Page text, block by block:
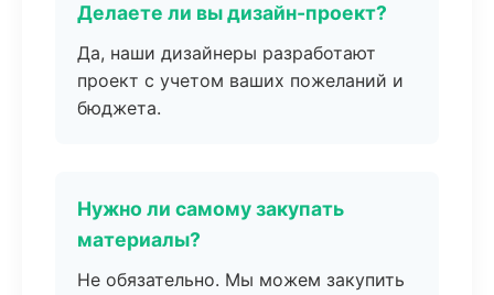
Делаете ли вы дизайн-проект?
Да, наши дизайнеры разработают
проект с учетом ваших пожеланий и
бюджета.
Нужно ли самому закупать
материалы?
Не обязательно. Мы можем закупить